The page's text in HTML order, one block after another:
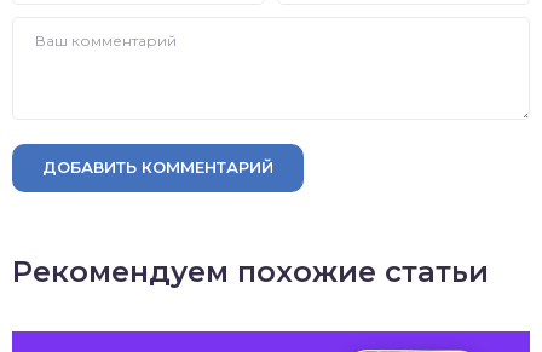
ДОБАВИТЬ КОММЕНТАРИЙ
Рекомендуем похожие статьи